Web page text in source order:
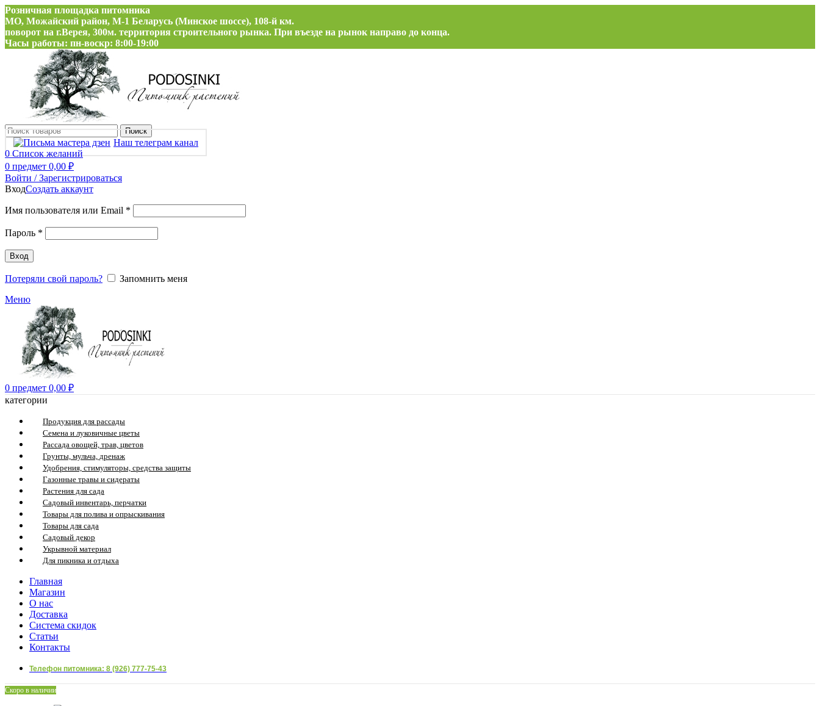
Розничная площадка питомника
МО, Можайский район, М-1 Беларусь (Минское шоссе), 108-й км.
поворот на г.Верея, 300м. территория строительного рынка. При въезде на рынок направо до конца.
Часы работы: пн-воскр: 8:00-19:00
Поиск
Наш телеграм канал
0 Список желаний
0 предмет 0,00 ₽
Войти / Зарегистрироваться
ВходСоздать аккаунт
Имя пользователя или Email *
Пароль *
Вход
Потеряли свой пароль?
Запомнить меня
Меню
0 предмет 0,00 ₽
категории
Продукция для рассады
Семена и луковичные цветы
Рассада овощей, трав, цветов
Грунты, мульча, дренаж
Удобрения, стимуляторы, средства защиты
Газонные травы и сидераты
Растения для сада
Садовый инвентарь, перчатки
Товары для полива и опрыскивания
Товары для сада
Садовый декор
Укрывной материал
Для пикника и отдыха
Главная
Магазин
О нас
Доставка
Система скидок
Статьи
Контакты
Телефон питомника: 8 (926) 777-75-43
Скоро в наличии